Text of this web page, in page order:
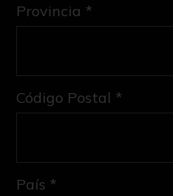
Provincia *
Código Postal *
País *